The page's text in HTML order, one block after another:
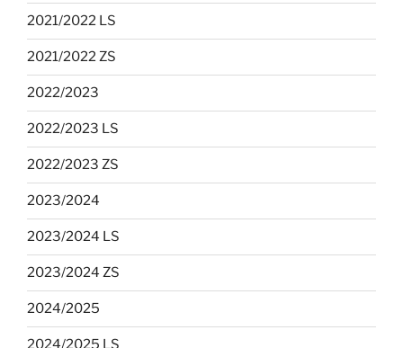
2021/2022 LS
2021/2022 ZS
2022/2023
2022/2023 LS
2022/2023 ZS
2023/2024
2023/2024 LS
2023/2024 ZS
2024/2025
2024/2025 LS